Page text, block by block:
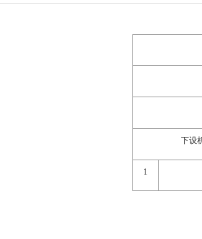
下设
1